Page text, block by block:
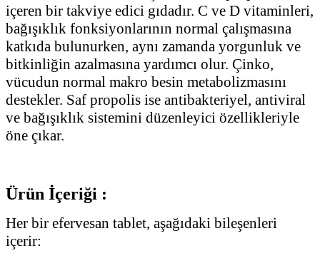
içeren bir takviye edici gıdadır. C ve D vitaminleri,
bağışıklık fonksiyonlarının normal çalışmasına
katkıda bulunurken, aynı zamanda yorgunluk ve
bitkinliğin azalmasına yardımcı olur. Çinko,
vücudun normal makro besin metabolizmasını
destekler. Saf propolis ise antibakteriyel, antiviral
ve bağışıklık sistemini düzenleyici özellikleriyle
öne çıkar.
Ürün İçeriği :
Her bir efervesan tablet, aşağıdaki bileşenleri
içerir: